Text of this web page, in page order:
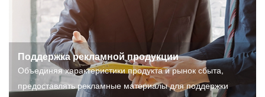
Поддержка рекламной продукции
Объединяя характеристики продукта и рынок сбыта,
предоставлять рекламные материалы для поддержки